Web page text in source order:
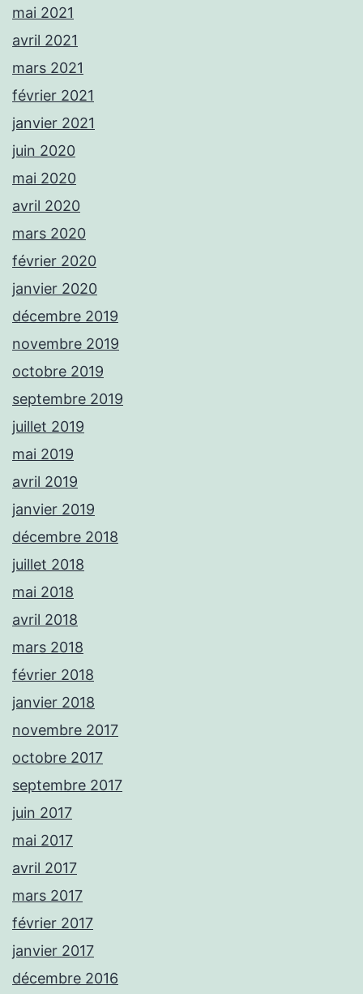
mai 2021
avril 2021
mars 2021
février 2021
janvier 2021
juin 2020
mai 2020
avril 2020
mars 2020
février 2020
janvier 2020
décembre 2019
novembre 2019
octobre 2019
septembre 2019
juillet 2019
mai 2019
avril 2019
janvier 2019
décembre 2018
juillet 2018
mai 2018
avril 2018
mars 2018
février 2018
janvier 2018
novembre 2017
octobre 2017
septembre 2017
juin 2017
mai 2017
avril 2017
mars 2017
février 2017
janvier 2017
décembre 2016